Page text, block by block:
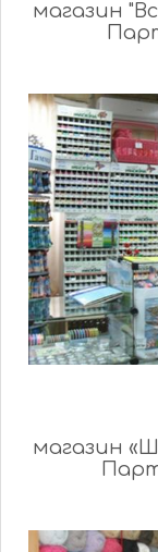
магазин
магазин